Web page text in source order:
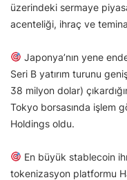
üzerindeki sermaye
acenteliği, ihraç ve
Japonya’nın yene
Seri B yatırım turunu
38 milyon dolar)
Tokyo borsasında işlem
Holdings oldu.
En büyük stablecoin
tokenizasyon platformu